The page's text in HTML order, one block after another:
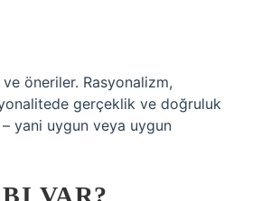
öneriler. Rasyonalizm,
gerçeklik ve doğruluk
yani uygun veya uygun
VAR?